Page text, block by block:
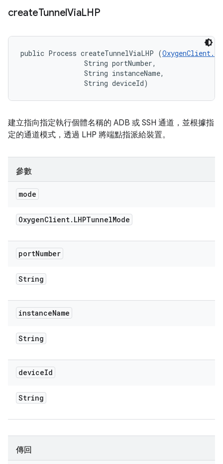
createTunnelViaLHP
public Process createTunnelViaLHP (
                String portNumber,
                String instanceName,
                String deviceId)
建立指向指定執行個體名稱的 ADB 或 SSH 通道，並根據指
定的通道模式，透過 LHP 將端點指派給裝置。
參數
mode
OxygenClient. LHPTunnelMode
portNumber
String
instanceName
String
deviceId
String
傳回